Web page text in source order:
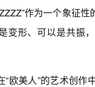
作为一个象征
变形、可以是共振
“欧美人”的艺术创